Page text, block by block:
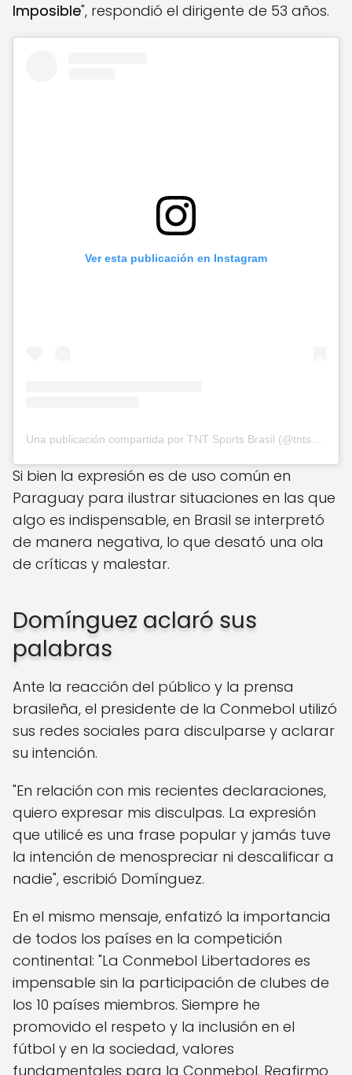
Imposible", respondió el dirigente de 53 años.
Ver esta publicación en Instagram
Si bien la expresión es de uso común en
Paraguay para ilustrar situaciones en las que
algo es indispensable, en Brasil se interpretó
de manera negativa, lo que desató una ola
de críticas y malestar.
Domínguez aclaró sus
palabras
Ante la reacción del público y la prensa
brasileña, el presidente de la Conmebol utilizó
sus redes sociales para disculparse y aclarar
su intención.
"En relación con mis recientes declaraciones,
quiero expresar mis disculpas. La expresión
que utilicé es una frase popular y jamás tuve
la intención de menospreciar ni descalificar a
nadie", escribió Domínguez.
En el mismo mensaje, enfatizó la importancia
de todos los países en la competición
continental: "La Conmebol Libertadores es
impensable sin la participación de clubes de
los 10 países miembros. Siempre he
promovido el respeto y la inclusión en el
fútbol y en la sociedad, valores
fundamentales para la Conmebol. Reafirmo